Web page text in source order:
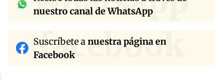
nuestro canal de WhatsApp
facebook
Suscríbete anuestra página en
Facebook